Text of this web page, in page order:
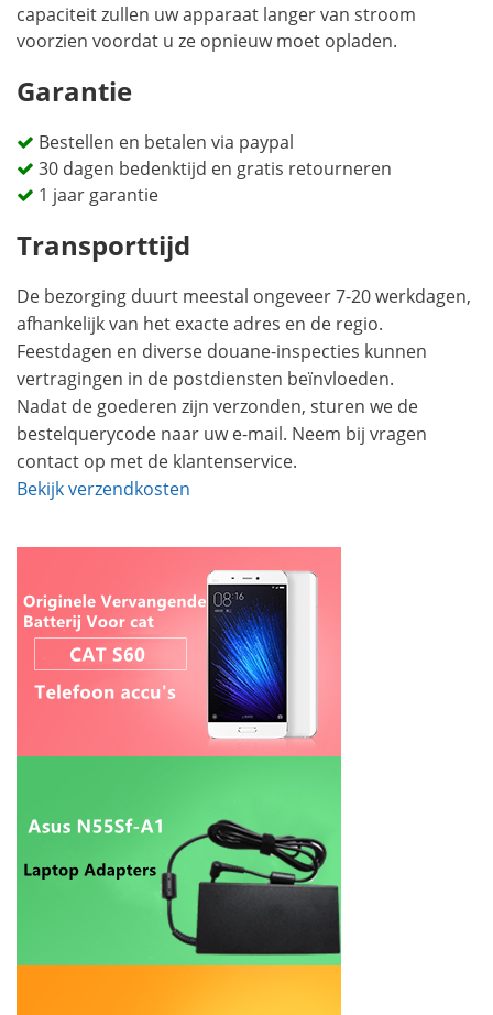
capaciteit zullen uw apparaat langer van stroom
voorzien voordat u ze opnieuw moet opladen.
Garantie
Bestellen en betalen via paypal
30 dagen bedenktijd en gratis retourneren
1 jaar garantie
Transporttijd
De bezorging duurt meestal ongeveer 7-20 werkdagen,
afhankelijk van het exacte adres en de regio.
Feestdagen en diverse douane-inspecties kunnen
vertragingen in de postdiensten beïnvloeden.
Nadat de goederen zijn verzonden, sturen we de
bestelquerycode naar uw e-mail. Neem bij vragen
contact op met de klantenservice.
Bekijk verzendkosten